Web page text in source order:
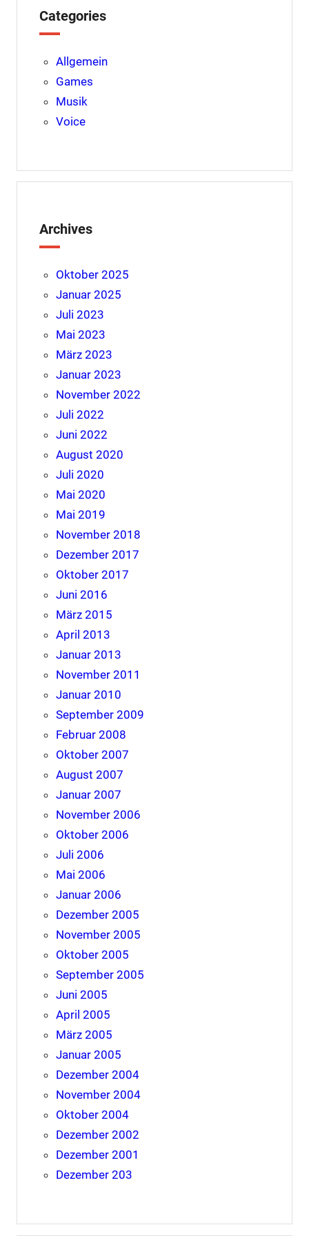
t
Categories
Allgemein
Games
Musik
Voice
Archives
Oktober 2025
Januar 2025
Juli 2023
Mai 2023
März 2023
Januar 2023
November 2022
Juli 2022
Juni 2022
August 2020
Juli 2020
Mai 2020
Mai 2019
November 2018
Dezember 2017
Oktober 2017
Juni 2016
März 2015
April 2013
Januar 2013
November 2011
Januar 2010
September 2009
Februar 2008
Oktober 2007
August 2007
Januar 2007
November 2006
Oktober 2006
Juli 2006
Mai 2006
Januar 2006
Dezember 2005
November 2005
Oktober 2005
September 2005
Juni 2005
April 2005
März 2005
Januar 2005
Dezember 2004
November 2004
Oktober 2004
Dezember 2002
Dezember 2001
Dezember 203